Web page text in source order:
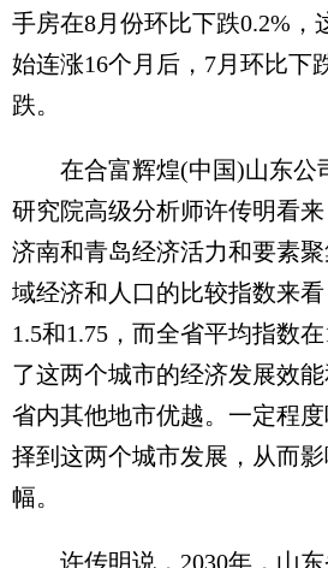
手房在8月份环比下跌0.2%，
始连涨16个月后，7月环比下
跌。
在合富辉煌(中国)山东公
研究院高级分析师许传明看来
济南和青岛经济活力和要素
域经济和人口的比较指数来
1.5和1.75，而全省平均指数
了这两个城市的经济发展效
省内其他地市优越。一定程
择到这两个城市发展，从而
幅。
许传明说，2030年，山东